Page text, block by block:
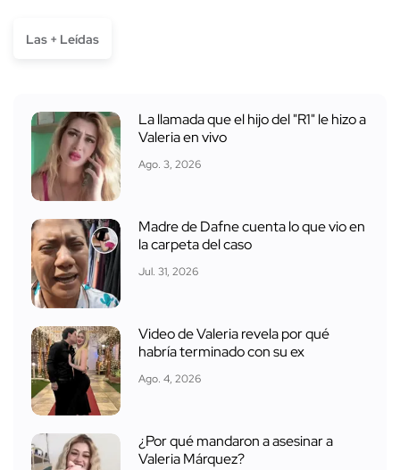
Las + Leídas
La llamada que el hijo del "R1" le hizo a
Valeria en vivo
Ago. 3, 2026
Madre de Dafne cuenta lo que vio en
la carpeta del caso
Jul. 31, 2026
Video de Valeria revela por qué
habría terminado con su ex
Ago. 4, 2026
¿Por qué mandaron a asesinar a
Valeria Márquez?